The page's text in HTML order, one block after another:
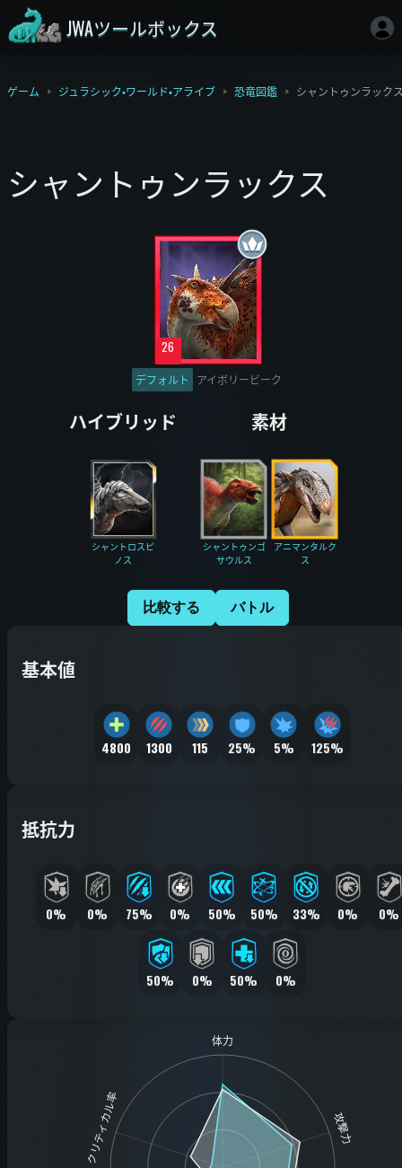
JWAツールボックス
ゲーム ジュラシック・ワールド・アライブ 恐竜図鑑 シャントゥンラック
シャントゥンラックス
26
デフォルト アイボリービーク
ハイブリッド
シャントロスピ
ノス
素材
シャントゥンゴ
サウルス
アニマンタルク
ス
比較する バトル
基本値
4800 1300 115 25% 5% 125%
抵抗力
0% 0% 75% 0% 50% 50% 33% 0% 0%
50% 0% 50% 0%
体力
攻撃力
クリティカル率